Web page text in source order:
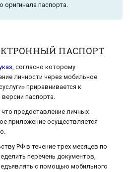
оригинала паспорта.
ПАСПОРТ
, согласно которому
личности через мобильное
приравнивается к
паспорта.
предоставление личных
приложение осуществляется
РФ в течение трех месяцев по
перечень документов,
с помощью мобильного